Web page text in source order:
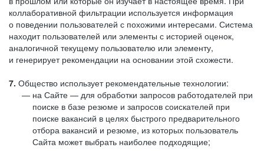
коллаборативной фильтрации используется информация
о поведении пользователей с похожими интересами. Система
находит пользователей или элементы с историей оценок,
аналогичной текущему пользователю или элементу,
и генерирует рекомендации на основании этой схожести.
7. Общество использует рекомендательные технологии:
на Сайте — для обработки запросов работодателей при
поиске в базе резюме и запросов соискателей при
поиске вакансий в целях быстрого предварительного
отбора вакансий и резюме, из которых пользователь
Сайта может выбрать наиболее подходящие;